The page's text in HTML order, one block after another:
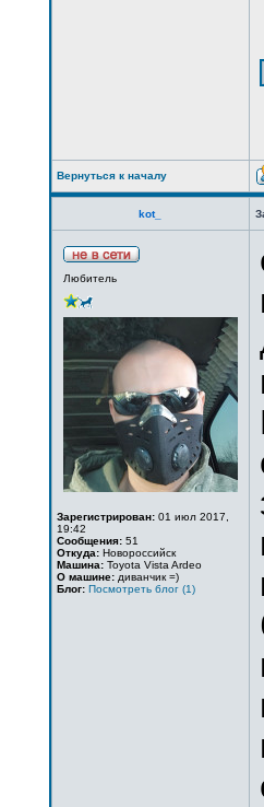
Вернуться к началу
kot_
Любитель
Зарегистрирован: 01 июл 2017,
19:42
Сообщения: 51
Откуда: Новороссийск
Машина: Toyota Vista Ardeo
О машине: диванчик =)
Блог: Посмотреть блог (1)